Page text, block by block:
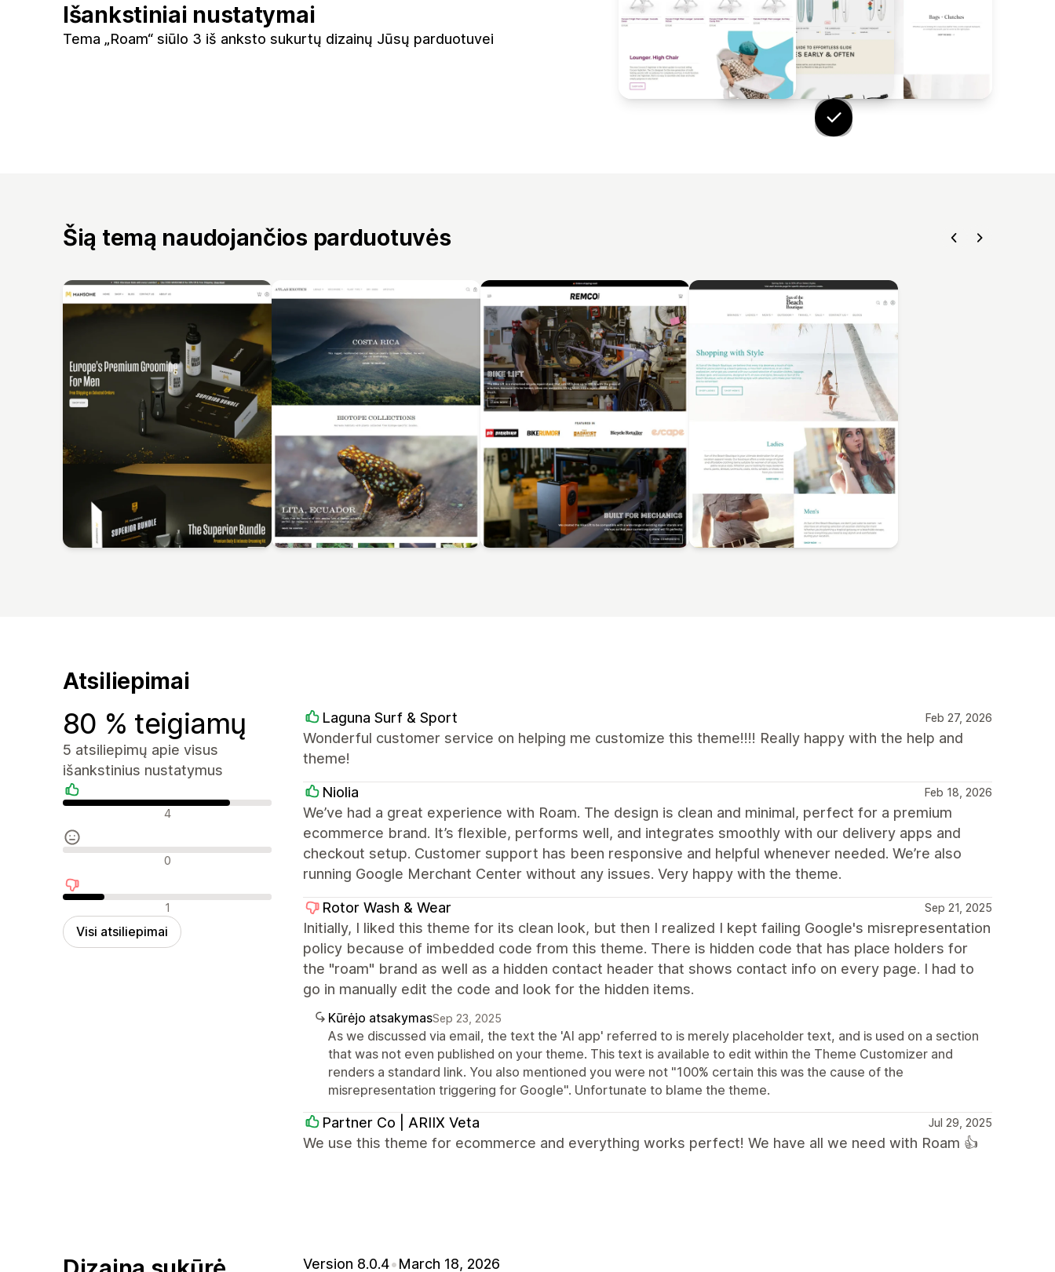
Išankstiniai nustatymai
Tema „Roam“ siūlo 3 iš anksto sukurtų dizainų Jūsų parduotuvei
Šią temą naudojančios parduotuvės
Atsiliepimai
80 % teigiamų
5 atsiliepimų apie visus
išankstinius nustatymus
Teigiami atsiliepimai
4
Neutralūs atsiliepimai
0
Neigiami atsiliepimai
1
Visi atsiliepimai
Laguna Surf & Sport Feb 27, 2026
Wonderful customer service on helping me customize this theme!!!! Really happy with the help and
theme!
Niolia Feb 18, 2026
We’ve had a great experience with Roam. The design is clean and minimal, perfect for a premium
ecommerce brand. It’s flexible, performs well, and integrates smoothly with our delivery apps and
checkout setup. Customer support has been responsive and helpful whenever needed. We’re also
running Google Merchant Center without any issues. Very happy with the theme.
Rotor Wash & Wear Sep 21, 2025
Initially, I liked this theme for its clean look, but then I realized I kept failing Google's misrepresentation
policy because of imbedded code from this theme. There is hidden code that has place holders for
the "roam" brand as well as a hidden contact header that shows contact info on every page. I had to
go in manually edit the code and look for the hidden items.
Kūrėjo atsakymasSep 23, 2025
As we discussed via email, the text the 'AI app' referred to is merely placeholder text, and is used on a section
that was not even published on your theme. This text is available to edit within the Theme Customizer and
renders a standard link. You also mentioned you were not "100% certain this was the cause of the
misrepresentation triggering for Google". Unfortunate to blame the theme.
Partner Co | ARIIX Veta Jul 29, 2025
We use this theme for ecommerce and everything works perfect! We have all we need with Roam 👍
Version 8.0.4•March 18, 2026